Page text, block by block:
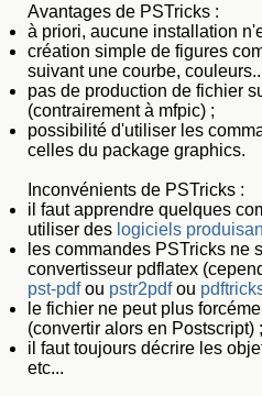
Avantages de PSTricks :
à priori, aucune installation
création simple de figures
suivant une courbe,
pas de production de fichier
(contrairement à mfpic) ;
possibilité d'utiliser les
celles du package graphics.
Inconvénients de PSTricks :
il faut apprendre quelques
utiliser des logiciels
les commandes PSTricks ne
convertisseur pdflatex
pst-pdfou pstr2pdfou
le fichier ne peut plus
(convertir alors en Postscript) ;
il faut toujours décrire les
etc...